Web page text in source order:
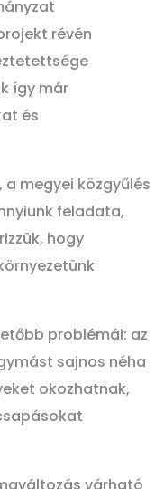
révén
így már
és
a megyei közgyűlés
feladata,
hogy
problémái: az
sajnos néha
okozhatnak,